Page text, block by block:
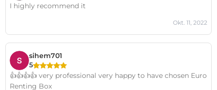
I highly recommend it
Okt. 11, 2022
sihem701
5
👍👍👍👍 very professional very happy to have chosen Euro
Renting Box